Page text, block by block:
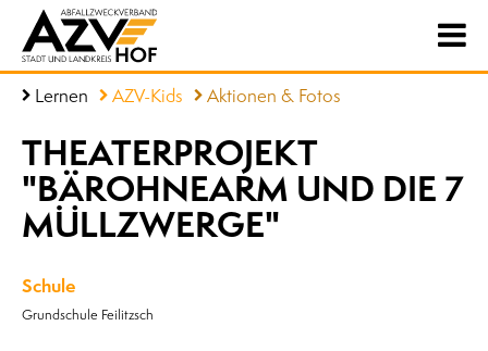
Lernen AZV-Kids Aktionen & Fotos
THEATERPROJEKT
"BÄROHNEARM UND DIE 7
MÜLLZWERGE"
Schule
Grundschule Feilitzsch